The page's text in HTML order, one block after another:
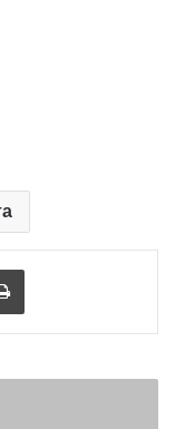
поштоюНадрукувати